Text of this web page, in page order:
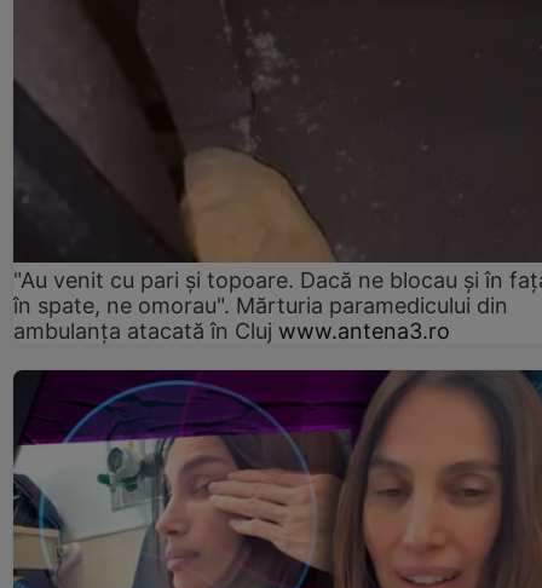
"Au venit cu pari și topoare. Dacă ne blocau şi în
în spate, ne omorau". Mărturia paramedicului din
ambulanţa atacată în Cluj www.antena3.ro